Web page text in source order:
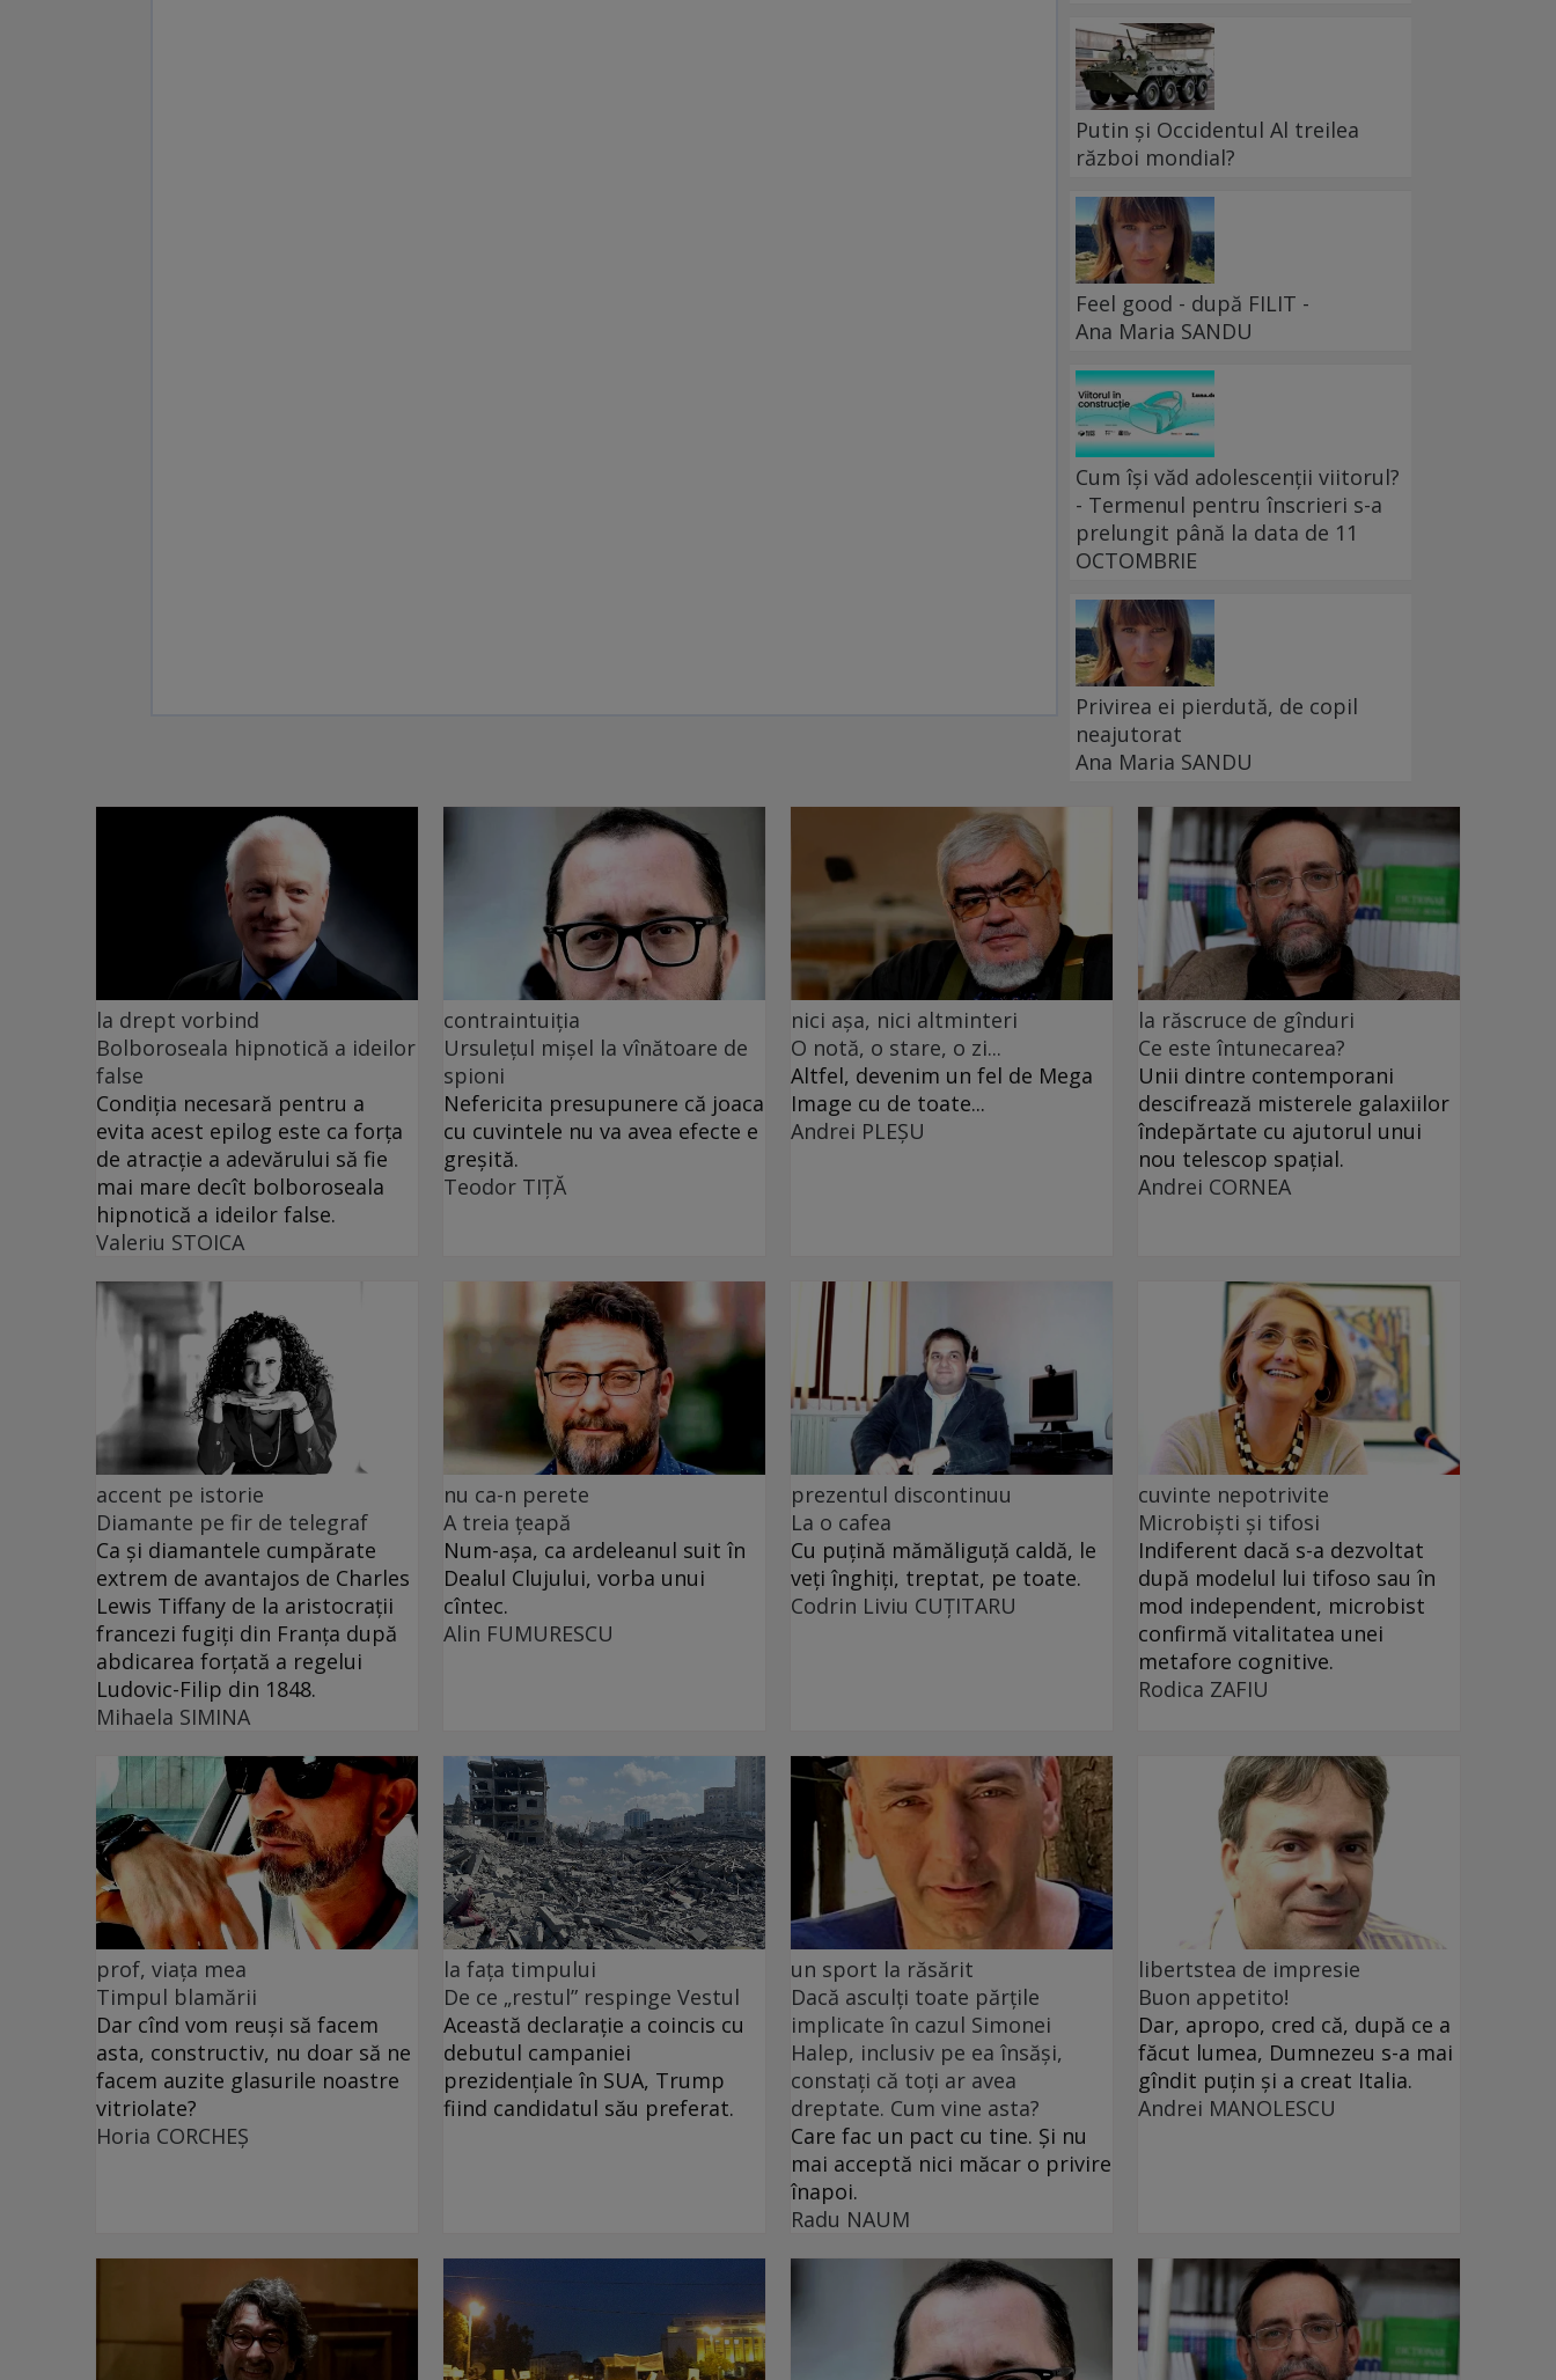
Putin și Occidentul Al treilea
război mondial?
Feel good - după FILIT -
Ana Maria SANDU
Cum își văd adolescenții viitorul?
- Termenul pentru înscrieri s-a
prelungit până la data de 11
OCTOMBRIE
Privirea ei pierdută, de copil
neajutorat
Ana Maria SANDU
la drept vorbind
Bolboroseala hipnotică a ideilor
false
Condiția necesară pentru a
evita acest epilog este ca forța
de atracție a adevărului să fie
mai mare decît bolboroseala
hipnotică a ideilor false.
Valeriu STOICA
contraintuiția
Ursulețul mișel la vînătoare de
spioni
Nefericita presupunere că joaca
cu cuvintele nu va avea efecte e
greșită.
Teodor TIŢĂ
nici așa, nici altminteri
O notă, o stare, o zi...
Altfel, devenim un fel de Mega
Image cu de toate...
Andrei PLEŞU
la răscruce de gînduri
Ce este întunecarea?
Unii dintre contemporani
descifrează misterele galaxiilor
îndepărtate cu ajutorul unui
nou telescop spațial.
Andrei CORNEA
accent pe istorie
Diamante pe fir de telegraf
Ca și diamantele cumpărate
extrem de avantajos de Charles
Lewis Tiffany de la aristocrații
francezi fugiți din Franța după
abdicarea forțată a regelui
Ludovic-Filip din 1848.
Mihaela SIMINA
nu ca-n perete
A treia țeapă
Num-așa, ca ardeleanul suit în
Dealul Clujului, vorba unui
cîntec.
Alin FUMURESCU
prezentul discontinuu
La o cafea
Cu puţină mămăliguţă caldă, le
veţi înghiţi, treptat, pe toate.
Codrin Liviu CUŢITARU
cuvinte nepotrivite
Microbiști și tifosi
Indiferent dacă s-a dezvoltat
după modelul lui tifoso sau în
mod independent, microbist
confirmă vitalitatea unei
metafore cognitive.
Rodica ZAFIU
prof, viața mea
Timpul blamării
Dar cînd vom reuși să facem
asta, constructiv, nu doar să ne
facem auzite glasurile noastre
vitriolate?
Horia CORCHEŞ
la fața timpului
De ce „restul” respinge Vestul
Această declarație a coincis cu
debutul campaniei
prezidențiale în SUA, Trump
fiind candidatul său preferat.
un sport la răsărit
Dacă asculți toate părțile
implicate în cazul Simonei
Halep, inclusiv pe ea însăși,
constați că toți ar avea
dreptate. Cum vine asta?
Care fac un pact cu tine. Și nu
mai acceptă nici măcar o privire
înapoi.
Radu NAUM
libertstea de impresie
Buon appetito!
Dar, apropo, cred că, după ce a
făcut lumea, Dumnezeu s-a mai
gîndit puțin și a creat Italia.
Andrei MANOLESCU